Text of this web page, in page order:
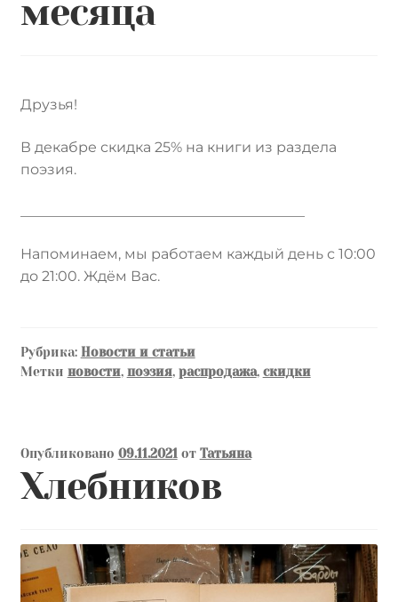
месяца
Друзья!
В декабре скидка 25% на книги из раздела
поэзия.
Напоминаем, мы работаем каждый день с 10:00
до 21:00. Ждём Вас.
Рубрика: Новости и статьи
Метки новости, поэзия, распродажа, скидки
Опубликовано 09.11.2021 от Татьяна
Хлебников